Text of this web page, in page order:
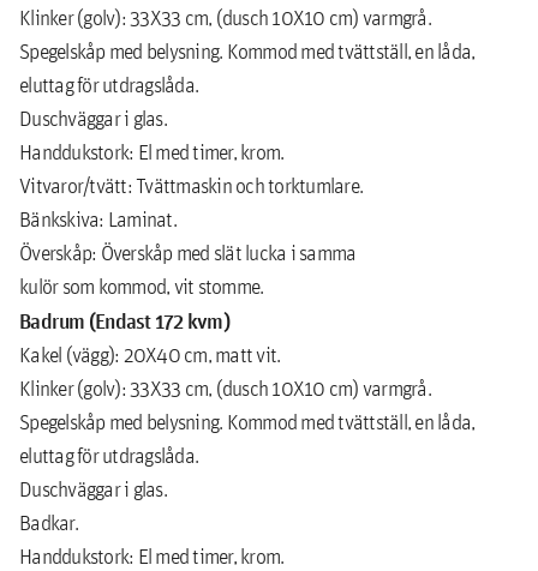
Klinker (golv): 33X33 cm, (dusch 10X10 cm) varmgrå.
Spegelskåp med belysning. Kommod med tvättställ, en låda,
eluttag för utdragslåda.
Duschväggar i glas.
Handdukstork: El med timer, krom.
Vitvaror/tvätt: Tvättmaskin och torktumlare.
Bänkskiva: Laminat.
Överskåp: Överskåp med slät lucka i samma
kulör som kommod, vit stomme.
Badrum (Endast 172 kvm)
Kakel (vägg): 20X40 cm, matt vit.
Klinker (golv): 33X33 cm, (dusch 10X10 cm) varmgrå.
Spegelskåp med belysning. Kommod med tvättställ, en låda,
eluttag för utdragslåda.
Duschväggar i glas.
Badkar.
Handdukstork: El med timer, krom.